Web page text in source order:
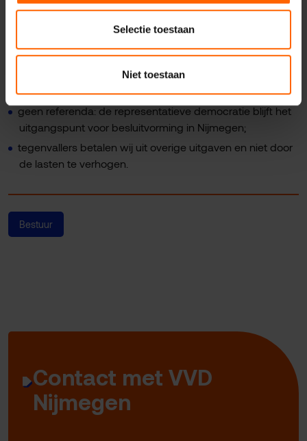
Selectie toestaan
Niet toestaan
gecompenseerd door een evenredige verlaging van de
gemeenteraad houdt toezicht op het college en
vertrouwt op zorgvuldige toepassing van bevoegdheden
door de burgemeester;
geen referenda: de representatieve democratie blijft het
uitgangspunt voor besluitvorming in Nijmegen;
tegenvallers betalen wij uit overige uitgaven en niet door
de lasten te verhogen.
Bestuur
Contact met VVD
Nijmegen